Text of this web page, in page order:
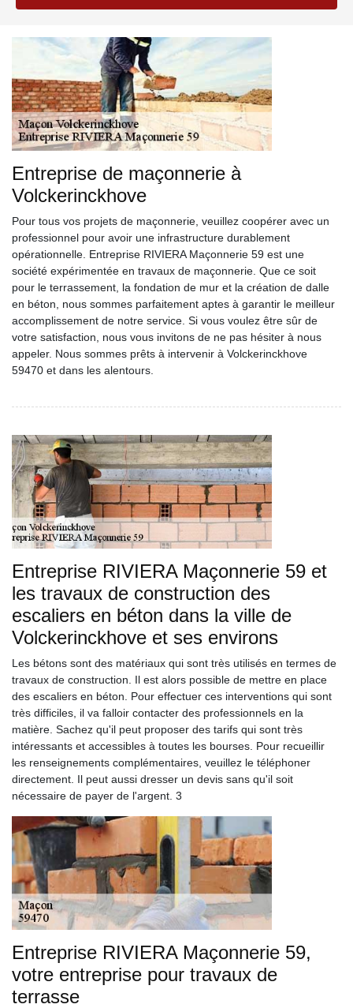
Entreprise de maçonnerie à
Volckerinckhove
Pour tous vos projets de maçonnerie, veuillez coopérer avec un
professionnel pour avoir une infrastructure durablement
opérationnelle. Entreprise RIVIERA Maçonnerie 59 est une
société expérimentée en travaux de maçonnerie. Que ce soit
pour le terrassement, la fondation de mur et la création de dalle
en béton, nous sommes parfaitement aptes à garantir le meilleur
accomplissement de notre service. Si vous voulez être sûr de
votre satisfaction, nous vous invitons de ne pas hésiter à nous
appeler. Nous sommes prêts à intervenir à Volckerinckhove
59470 et dans les alentours.
Entreprise RIVIERA Maçonnerie 59 et
les travaux de construction des
escaliers en béton dans la ville de
Volckerinckhove et ses environs
Les bétons sont des matériaux qui sont très utilisés en termes de
travaux de construction. Il est alors possible de mettre en place
des escaliers en béton. Pour effectuer ces interventions qui sont
très difficiles, il va falloir contacter des professionnels en la
matière. Sachez qu'il peut proposer des tarifs qui sont très
intéressants et accessibles à toutes les bourses. Pour recueillir
les renseignements complémentaires, veuillez le téléphoner
directement. Il peut aussi dresser un devis sans qu'il soit
nécessaire de payer de l'argent. 3
Entreprise RIVIERA Maçonnerie 59,
votre entreprise pour travaux de
terrasse